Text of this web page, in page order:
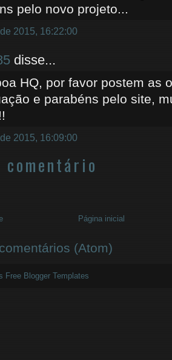
pelo novo projeto...
2015, 16:22:00
disse...
HQ, por favor postem as
e parabéns pelo site,
2015, 16:09:00
comentário
Página inicial
(Atom)
Free Blogger Templates